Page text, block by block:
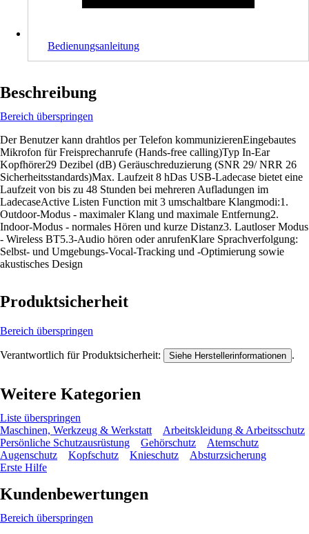
Bedienungsanleitung
Beschreibung
Bereich überspringen
Der Benutzer kann drahtlos per Telefon kommunizierenEingebautes
Mikrofon für Freisprechanrufe (Hands-free calling)Typ In-Ear
Kopfhörer29 Dezibel (dB) Geräuschreduzierung (SNR 29/ NRR 26
Sicherheitsstandards)Max. Laufzeit 8 hDas USB-Ladecase bietet eine
Laufzeit von bis zu 48 Stunden bei mehreren Aufladungen im
LadecaseActive Listen Function mit 3 umschaltbare Klangmodi:1.
Outdoor-Modus - maximaler Klang und maximale Entfernung2.
Indoor-Modus - normales Hören und kurze Distanz3. Lautloser Modus
- Wireless BT5.3-Audio hören oder anrufenKlare Sprachverfolgung:
Selbst- und Umgebungs-Vocal-Tracking und -Optimierung sowie
akustisches Design
Produktsicherheit
Bereich überspringen
Verantwortlich für Produktsicherheit: Siehe Herstellerinformationen .
Weitere Kategorien
Liste überspringen
Maschinen, Werkzeug & Werkstatt
Arbeitskleidung & Arbeitsschutz
Persönliche Schutzausrüstung
Gehörschutz
Atemschutz
Augenschutz
Kopfschutz Knieschutz
Absturzsicherung
Erste Hilfe
Kundenbewertungen
Bereich überspringen